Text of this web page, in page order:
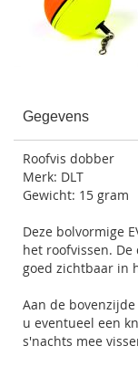
Gegevens
Roofvis dobber
Merk: DLT
Gewicht: 15 gram
Deze bolvormige
het roofvissen.
goed zichtbaar in
Aan de
u eventueel een
s'nachts mee